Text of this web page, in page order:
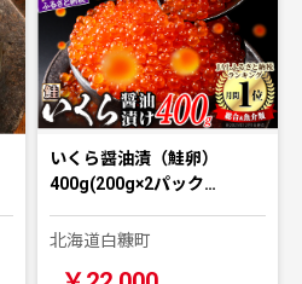
いくら醤油漬（鮭卵）
400g(200g×2パック…
北海道白糠町